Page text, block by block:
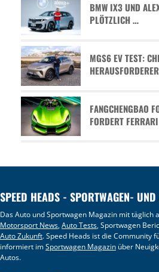
BMW IX3 UND
PLÖTZLICH …
MGS6 EV TEST:
FANGCHENGBAO
FORDERT
SPEED HEADS - SPORTWAGEN-
Das Auto und Sportwagen Magazin mit täglich
Motorsport News,Auto Tests, Sportwagen
Auto Zukunft. Speed Heads ist die Community
informiert imSportwagen Magazin über
Autos.